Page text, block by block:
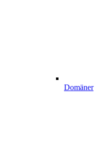
Domäner